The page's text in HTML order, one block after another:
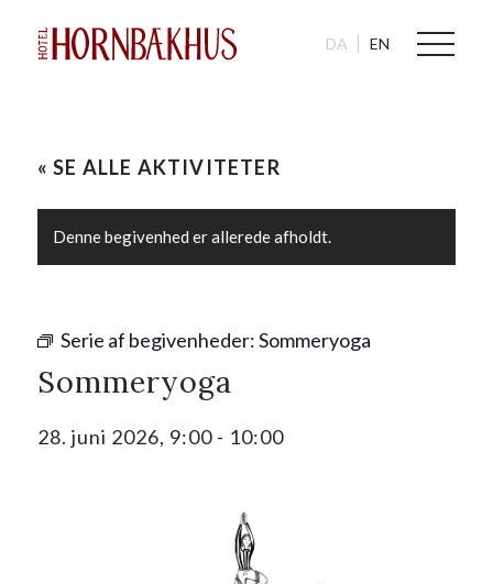
DA EN
« SE ALLE AKTIVITETER
Denne begivenhed er allerede afholdt.
Serie af begivenheder:Sommeryoga
Sommeryoga
28. juni 2026, 9:00- 10:00